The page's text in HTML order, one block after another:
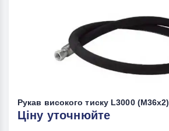
Рукав високого тиску L3000 (M36х2)
Ціну уточнюйте